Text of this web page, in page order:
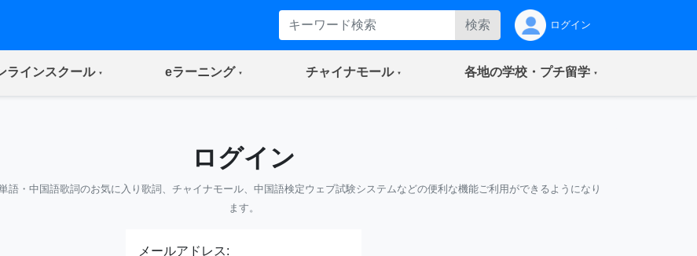
検索 ログイン
ラインスクール(current) eラーニング(current) チャイナモール(current) 各地の学校・プチ留学(current)
ログイン
語・中国語歌詞のお気に入り歌詞、チャイナモール、中国語検定ウェブ試験システムなどの便利な機能ご利用ができるようになり
ます。
メールアドレス: